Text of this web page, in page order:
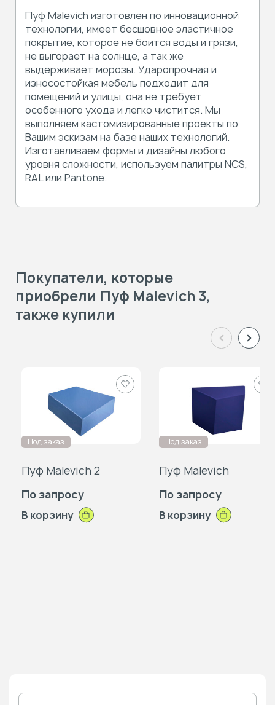
Пуф Malevich изготовлен по инновационной
технологии, имеет бесшовное эластичное
покрытие, которое не боится воды и грязи,
не выгорает на солнце, а так же
выдерживает морозы. Ударопрочная и
износостойкая мебель подходит для
помещений и улицы, она не требует
особенного ухода и легко чистится. Мы
выполняем кастомизированные проекты по
Вашим эскизам на базе наших технологий.
Изготавливаем формы и дизайны любого
уровня сложности, используем палитры NCS,
RAL или Pantone.
Покупатели, которые
приобрели Пуф Malevich 3,
также купили
Добавить
в
Под заказ
Пуф Malevich 2
По запросу
В корзину
в
Под заказ
Пуф Malevich
По запросу
В корзину